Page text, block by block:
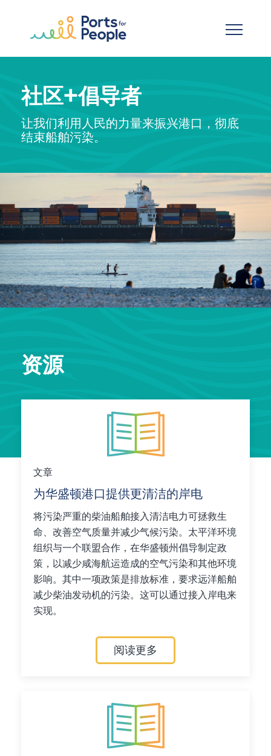
社区+倡导者
让我们利用人民的力量来振兴港口，彻底
结束船舶污染。
资源
文章
为华盛顿港口提供更清洁的岸电
将污染严重的柴油船舶接入清洁电力可拯救生
命、改善空气质量并减少气候污染。太平洋环境
组织与一个联盟合作，在华盛顿州倡导制定政
策，以减少咸海航运造成的空气污染和其他环境
影响。其中一项政策是排放标准，要求远洋船舶
减少柴油发动机的污染。这可以通过接入岸电来
实现。
阅读更多